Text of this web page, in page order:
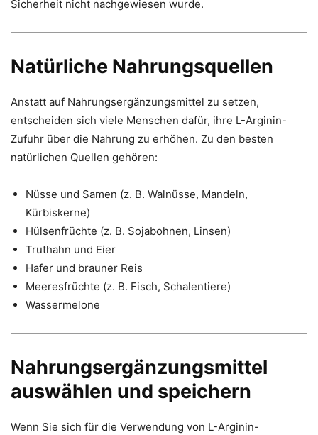
Sicherheit nicht nachgewiesen wurde.
Natürliche Nahrungsquellen
Anstatt auf Nahrungsergänzungsmittel zu setzen,
entscheiden sich viele Menschen dafür, ihre L-Arginin-
Zufuhr über die Nahrung zu erhöhen. Zu den besten
natürlichen Quellen gehören:
Nüsse und Samen (z. B. Walnüsse, Mandeln,
Kürbiskerne)
Hülsenfrüchte (z. B. Sojabohnen, Linsen)
Truthahn und Eier
Hafer und brauner Reis
Meeresfrüchte (z. B. Fisch, Schalentiere)
Wassermelone
Nahrungsergänzungsmittel
auswählen und speichern
Wenn Sie sich für die Verwendung von L-Arginin-